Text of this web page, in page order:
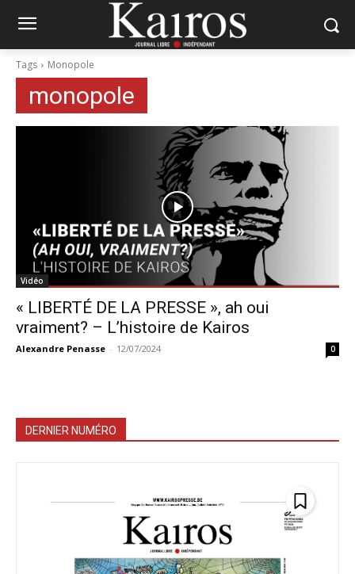
Tags Monopole
monopole
Vidéo
« LIBERTÉ DE LA PRESSE », ah oui
vraiment? – L’histoire de Kairos
Alexandre Penasse - 12/07/2024 0
DERNIER NUMÉRO